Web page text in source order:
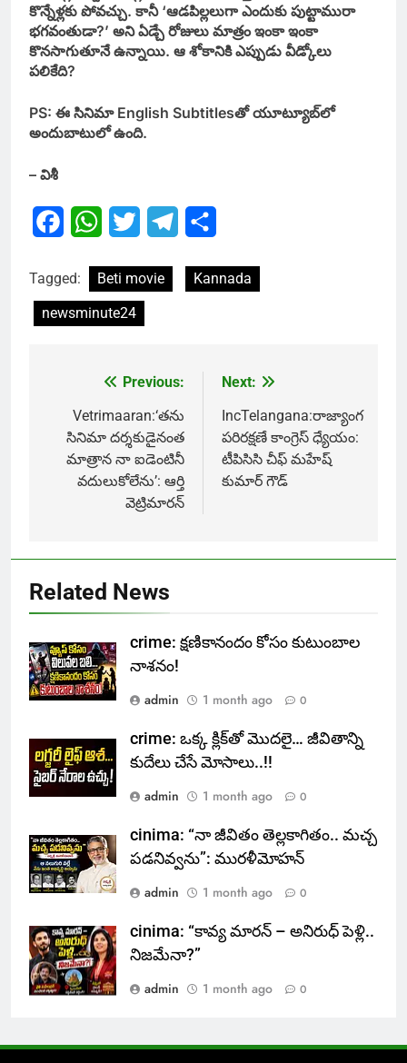
కొన్నేళ్లకు పోవచ్చు. కానీ ‘ఆడపిల్లలుగా ఎందుకు పుట్టామురా
భగవంతుడా?’ అని ఏడ్చే రోజులు మాత్రం ఇంకా ఇంకా
కొనసాగుతూనే ఉన్నాయి. ఆ శోకానికి ఎప్పుడు వీడ్కోలు
పలికేది?
PS: ఈ సినిమా English Subtitlesతో యూట్యూబ్‌లో
అందుబాటులో ఉంది.
– విశీ
FacebookWhatsApp
Twitter Telegram
Tagged: Beti movie
Kannada
newsminute24
navigation
Previous:
Vetrimaaran:‘తను
సినిమా దర్శకుడైనంత
మాత్రాన నా ఐడెంటినీ
వదులుకోలేను’: ఆర్తి
వెట్రిమారన్
Next:
IncTelangana:రాజ్యాంగ
పరిరక్షణే కాంగ్రెస్ ధ్యేయం:
టీపిసిసి చీఫ్ మహేష్
కుమార్ గౌడ్
Related News
crime: క్షణికానందం కోసం కుటుంబాల
నాశనం!
admin
1 month ago 0
crime: ఒక్క క్లిక్‌తో మొదలై… జీవితాన్ని
కుదేలు చేసే మోసాలు..!!
admin
1 month ago 0
cinima: “నా జీవితం తెల్లకాగితం.. మచ్చ
పడనివ్వను”: మురళీమోహన్
admin
1 month ago 0
cinima: “కావ్య మారన్ – అనిరుధ్ పెళ్లి..
నిజమేనా?”
admin
1 month ago 0